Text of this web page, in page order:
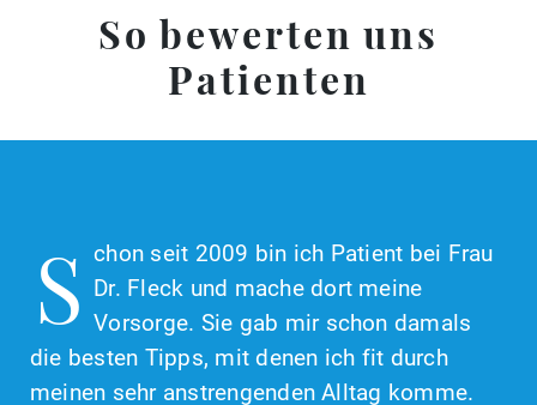
So bewerten uns
Patienten
S chon seit 2009 bin ich Patient bei Frau
Dr. Fleck und mache dort meine
Vorsorge. Sie gab mir schon damals
die besten Tipps, mit denen ich fit durch
meinen sehr anstrengenden Alltag komme.